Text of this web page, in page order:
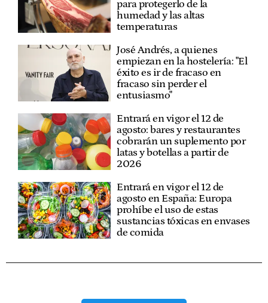
para protegerlo de la
humedad y las altas
temperaturas
José Andrés, a quienes
empiezan en la hostelería: "El
éxito es ir de fracaso en
fracaso sin perder el
entusiasmo"
Entrará en vigor el 12 de
agosto: bares y restaurantes
cobrarán un suplemento por
latas y botellas a partir de
2026
Entrará en vigor el 12 de
agosto en España: Europa
prohíbe el uso de estas
sustancias tóxicas en envases
de comida